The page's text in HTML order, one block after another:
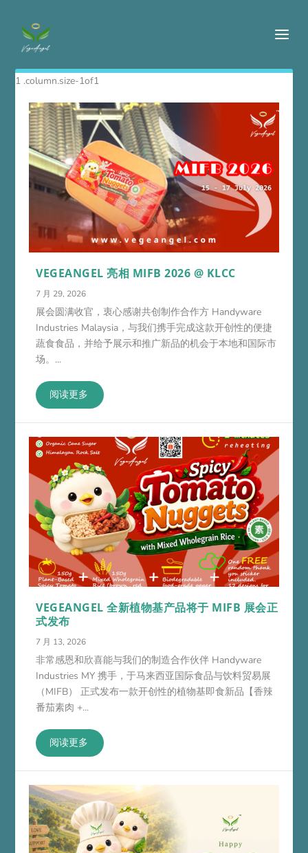
VEGEANGEL 亮相 MIFB 2026 @ KLCC
7 月 29, 2026
展会圆满收官，衷心感谢共创制作合作方 Handyware
Industries Malaysia，与我们携手完成这款开创性的便捷
蔬食食品，并给予展示和推广新品的机会于本地和国际市
场。...
阅读更多
VEGEANGEL 全新植物基产品将于 MIFB 展会正
式发布
7 月 13, 2026
非常感恩和欣喜能与我们的制造合作伙伴 Handyware
Industries MY 携手，于马来西亚国际食品与饮料贸易展
（MIFB） 正式发布一款开创性的植物基即食新品【香辣
番茄素肉 +...
阅读更多